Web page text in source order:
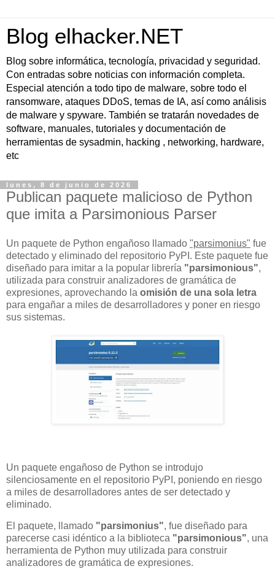
Blog elhacker.NET
Blog sobre informática, tecnología, privacidad y seguridad.
Con entradas sobre noticias con información completa.
Especial atención a todo tipo de malware, sobre todo el
ransomware, ataques DDoS, temas de IA, así como análisis
de malware y spyware. También se tratarán novedades de
software, manuales, tutoriales y documentación de
herramientas de sysadmin, hacking , networking, hardware,
etc
lunes, 8 de junio de 2026
Publican paquete malicioso de Python
que imita a Parsimonious Parser
Un paquete de Python engañoso llamado "parsimonius" fue
detectado y eliminado del repositorio PyPI. Este paquete fue
diseñado para imitar a la popular librería "parsimonious",
utilizada para construir analizadores de gramática de
expresiones, aprovechando la omisión de una sola letra
para engañar a miles de desarrolladores y poner en riesgo
sus sistemas.
Un paquete engañoso de Python se introdujo
silenciosamente en el repositorio PyPI, poniendo en riesgo
a miles de desarrolladores antes de ser detectado y
eliminado.
El paquete, llamado "parsimonius", fue diseñado para
parecerse casi idéntico a la biblioteca "parsimonious", una
herramienta de Python muy utilizada para construir
analizadores de gramática de expresiones.